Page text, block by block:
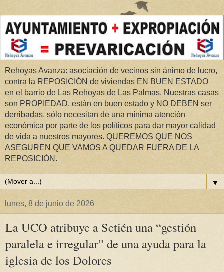
Rehoyas Avanza: asociación de vecinos sin ánimo de lucro,
contra la REPOSICIÓN de viviendas EN BUEN ESTADO
en el barrio de Las Rehoyas de Las Palmas. Nuestras casas
son PROPIEDAD, están en buen estado y NO DEBEN ser
derribadas, sólo necesitan de una mínima atención
económica por parte de los políticos para dar mayor calidad
de vida a nuestros mayores. QUEREMOS QUE NOS
ASEGUREN QUE VAMOS A QUEDAR FUERA DE LA
REPOSICIÓN.
▼
lunes, 8 de junio de 2026
La UCO atribuye a Setién una “gestión
paralela e irregular” de una ayuda para la
iglesia de los Dolores